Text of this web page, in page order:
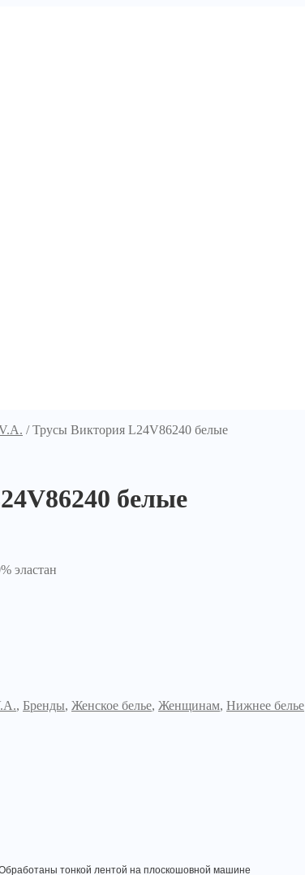
/Трусы Виктория L24V86240 белые
белые
эластан
, Бренды, Женское белье, Женщинам, Нижнее белье
тонкой лентой на плоскошовной машине